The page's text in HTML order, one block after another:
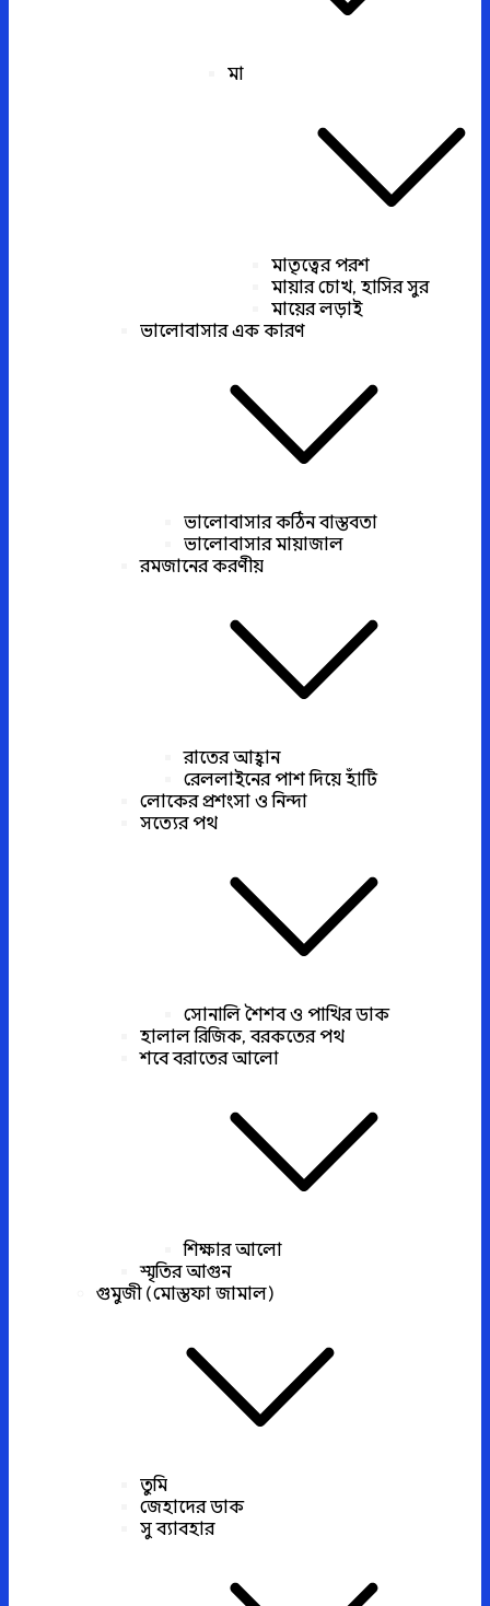
মা
মাতৃত্বের পরশ
মায়ার চোখ, হাসির সুর
মায়ের লড়াই
ভালোবাসার এক কারণ
ভালোবাসার কঠিন বাস্তবতা
ভালোবাসার মায়াজাল
রমজানের করণীয়
রাতের আহ্বান
রেললাইনের পাশ দিয়ে হাঁটি
লোকের প্রশংসা ও নিন্দা
সত্যের পথ
সোনালি শৈশব ও পাখির ডাক
হালাল রিজিক, বরকতের পথ
শবে বরাতের আলো
শিক্ষার আলো
স্মৃতির আগুন
গুমুজী (মোস্তফা জামাল)
তুমি
জেহাদের ডাক
সু ব্যাবহার